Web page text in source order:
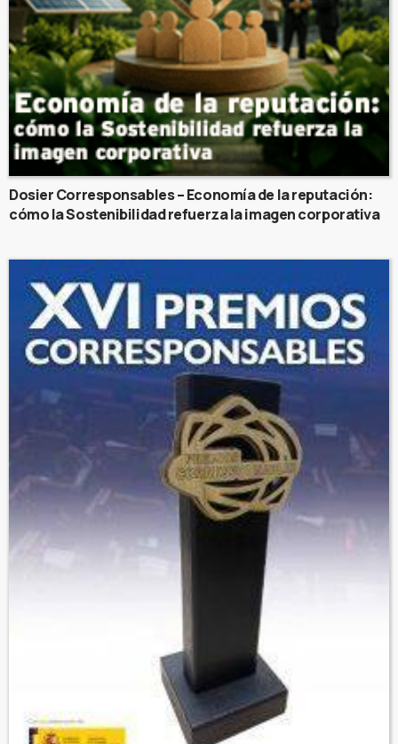
Dosier Corresponsables – Economía de la reputación:
cómo la Sostenibilidad refuerza la imagen corporativa